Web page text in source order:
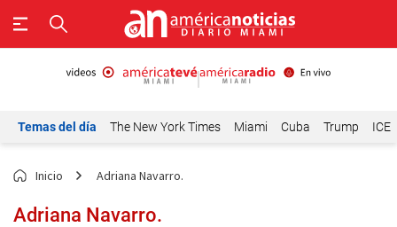
Temas del día The New York Times Miami Cuba Trump ICE
Inicio Adriana Navarro.
Adriana Navarro.